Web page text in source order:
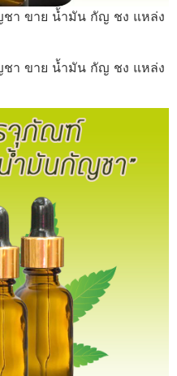
า ขาย น้ำมัน กัญ ชง แหล่ง
า ขาย น้ำมัน กัญ ชง แหล่ง